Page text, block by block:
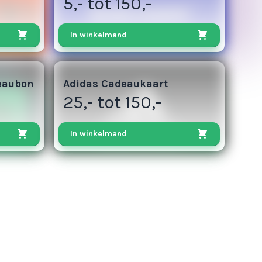
In winkelmand
13
Adidas Cadeaukaart
25,- tot 150,-
In winkelmand